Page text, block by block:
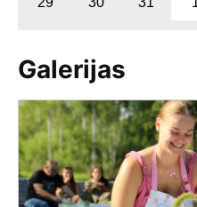
Galerijas